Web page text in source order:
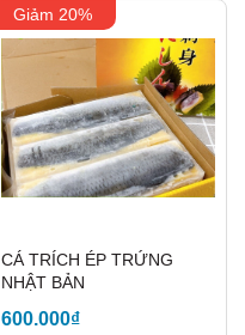
Giảm 20%
CÁ TRÍCH ÉP TRỨNG
NHẬT BẢN
600.000₫